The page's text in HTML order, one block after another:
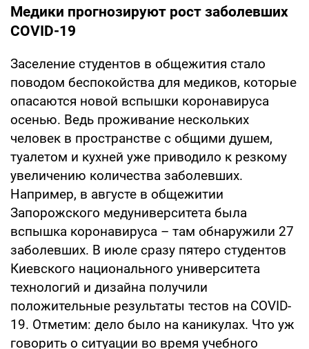
Медики прогнозируют рост заболевших
COVID-19
Заселение студентов в общежития стало
поводом беспокойства для медиков, которые
опасаются новой вспышки коронавируса
осенью. Ведь проживание нескольких
человек в пространстве с общими душем,
туалетом и кухней уже приводило к резкому
увеличению количества заболевших.
Например, в августе в общежитии
Запорожского медуниверситета была
вспышка коронавируса – там обнаружили 27
заболевших. В июле сразу пятеро студентов
Киевского национального университета
технологий и дизайна получили
положительные результаты тестов на COVID-
19. Отметим: дело было на каникулах. Что уж
говорить о ситуации во время учебного